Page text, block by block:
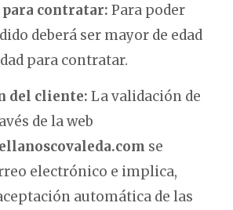
para contratar: Para poder
deberá ser mayor de edad
para contratar.
del cliente: La validación de
de la web
se
electrónico e implica,
automática de las